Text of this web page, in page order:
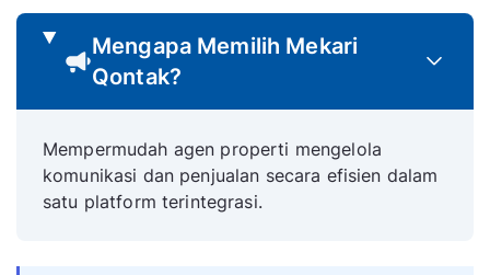
Mengapa Memilih Mekari
Qontak?
Mempermudah agen properti mengelola
komunikasi dan penjualan secara efisien dalam
satu platform terintegrasi.